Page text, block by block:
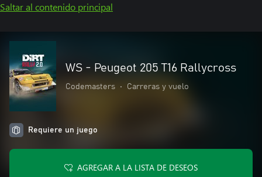
Saltar al contenido principal
WS - Peugeot 205 T16 Rallycross
Codemasters • Carreras y vuelo
Requiere un juego
AGREGAR A LA LISTA DE DESEOS